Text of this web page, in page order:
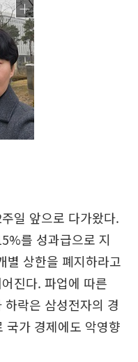
일 앞으로 다가왔다.
를 성과급으로 지
별 상한을 폐지하라고
진다. 파업에 따른
락은 삼성전자의 경
국가 경제에도 악영향